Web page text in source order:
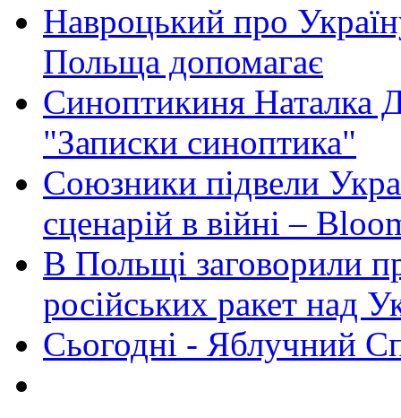
Навроцький про
Польща допомагає
Синоптикиня Наталка
"Записки синоптика"
Союзники підвели
сценарій в війні –
В Польщі заговорили
російських ракет над
Сьогодні - Яблучний